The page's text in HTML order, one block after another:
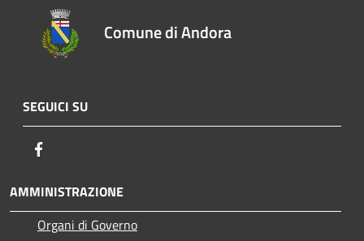
Comune di Andora
SEGUICI SU
AMMINISTRAZIONE
Organi di Governo